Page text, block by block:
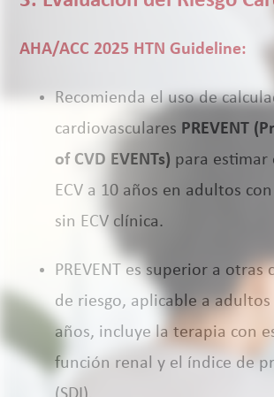
AHA/ACC 2025 HTN Guideline:
Recomienda el uso de
cardiovasculares PREVENT
of CVD EVENTs) para estimar
ECV a 10 años en adultos
sin ECV clínica.
PREVENT es superior a otras
de riesgo, aplicable a adultos
años, incluye la terapia con
función renal y el índice de